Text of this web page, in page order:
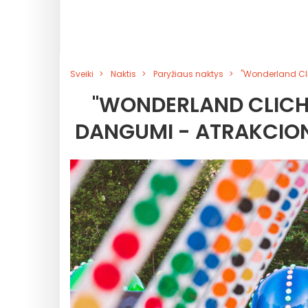
Sveiki Naktis Paryžiaus naktys "Wonderland
"WONDERLAND
DANGUMI -